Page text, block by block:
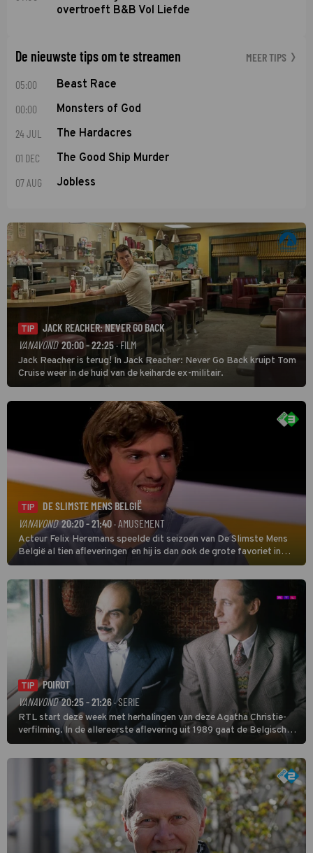
overtroeft B&B Vol Liefde
De nieuwste tips om te streamen MEER TIPS
05:00 Beast Race
00:00 Monsters of God
24 JUL The Hardacres
01 DEC The Good Ship Murder
07 AUG Jobless
TIP
JACK REACHER: NEVER GO BACK
VANAVOND 20:00 - 22:25 · FILM
Jack Reacher is terug! In Jack Reacher: Never Go Back kruipt Tom
Cruise weer in de huid van de keiharde ex-militair.
TIP
DE SLIMSTE MENS BELGIË
VANAVOND 20:20 - 21:40· AMUSEMENT
Acteur Felix Heremans speelde dit seizoen van De Slimste Mens
België al tien afleveringen en hij is dan ook de grote favoriet in
deze seizoensfinale. En er is Nederlandse inbreng, want komiek
Soundos El Ahmadi neemt plaats aan de jurytafel.
TIP
POIROT
VANAVOND 20:25 - 21:26 · SERIE
RTL start deze week met herhalingen van deze Agatha Christie-
verfilming. In de allereerste aflevering uit 1989 gaat de Belgische
speurder op zoek naar een vermiste kok. Poirot raakt al snel
verwikkeld in een moordzaak. (HH)